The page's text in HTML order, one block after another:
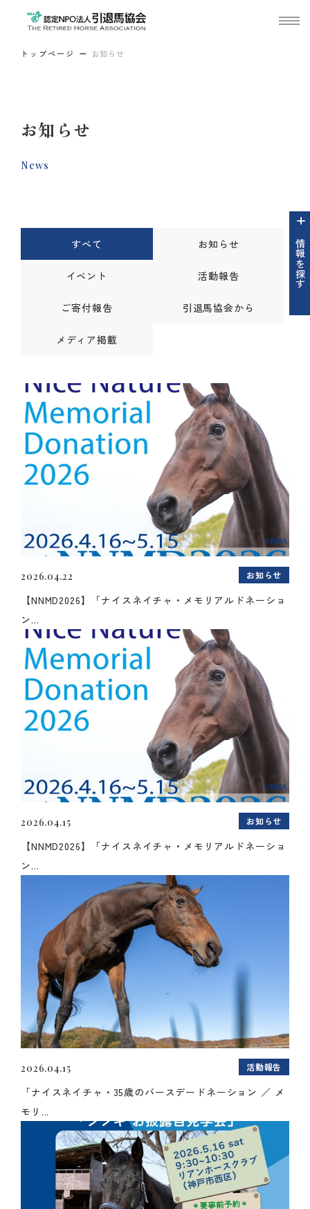
トップページ お知らせ
お知らせ
News
情報を探す
すべて お知らせ
イベント 活動報告
ご寄付報告 引退馬協会から
メディア掲載
2026.04.22 お知らせ
【NNMD2026】「ナイスネイチャ・メモリアルドネーショ
ン...
2026.04.15 お知らせ
【NNMD2026】「ナイスネイチャ・メモリアルドネーショ
ン...
2026.04.15 活動報告
「ナイスネイチャ・35歳のバースデードネーション ／ メ
モリ...